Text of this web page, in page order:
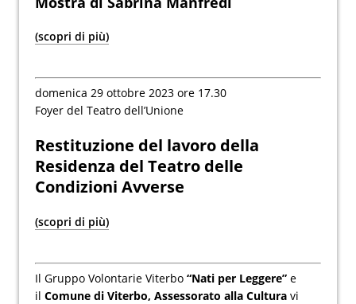
(scopri di più)
domenica 29 ottobre 2023 ore 17.30
Foyer del Teatro dell’Unione
Restituzione del lavoro della
Residenza del Teatro delle
Condizioni Avverse
(scopri di più)
Il Gruppo Volontarie Viterbo “Nati per Leggere” e
il Comune di Viterbo, Assessorato alla Cultura vi